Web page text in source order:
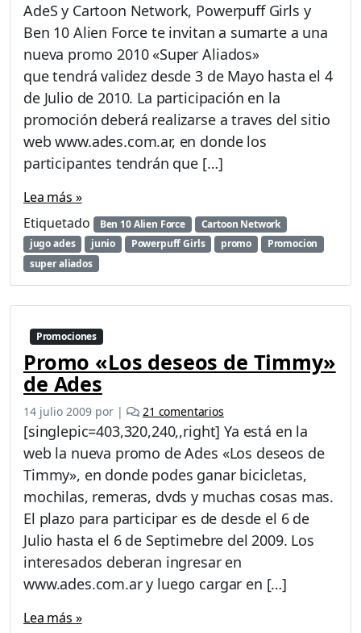
r
o
m
o
«
S
u
p
r
i
a
d
s
»
A
d
S
AdeS y Cartoon Network, Powerpuff Girls y
Ben 10 Alien Force te invitan a sumarte a una
nueva promo 2010 «Super Aliados»
que tendrá validez desde 3 de Mayo hasta el 4
de Julio de 2010. La participación en la
promoción deberá realizarse a traves del sitio
web www.ades.com.ar, en donde los
participantes tendrán que […]
Lea más »
Etiquetado
Ben 10 Alien Force
Cartoon Network
jugo ades
junio Powerpuff Girls promo
Promocion
super aliados
Promociones
Promo «Los deseos de Timmy»
de Ades
14 julio 2009 por | 21 comentariose
n
r
o
m
o
«
L
o
s
d
[singlepic=403,320,240,,right] Ya está en la
web la nueva promo de Ades «Los deseos de
Timmy», en donde podes ganar bicicletas,
mochilas, remeras, dvds y muchas cosas mas.
El plazo para participar es de desde el 6 de
Julio hasta el 6 de Septimebre del 2009. Los
interesados deberan ingresar en
www.ades.com.ar y luego cargar en […]
Lea más »